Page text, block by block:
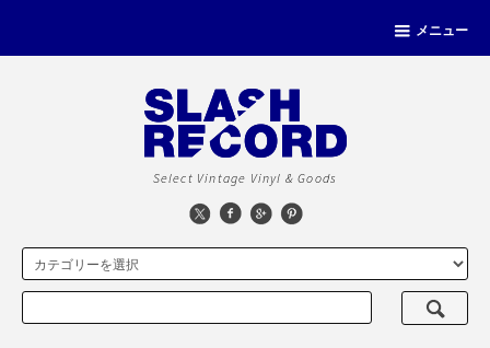
メニュー
Select Vintage Vinyl & Goods